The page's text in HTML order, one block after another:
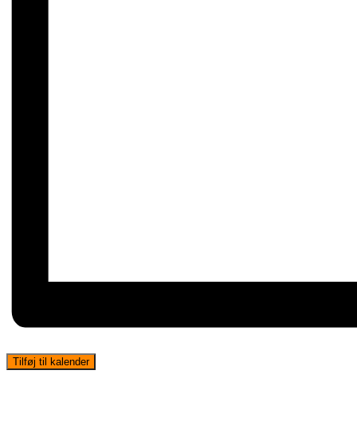
Tilføj til kalender